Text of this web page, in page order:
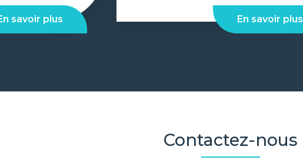
savoir plus En savoir plus
Contactez-nous